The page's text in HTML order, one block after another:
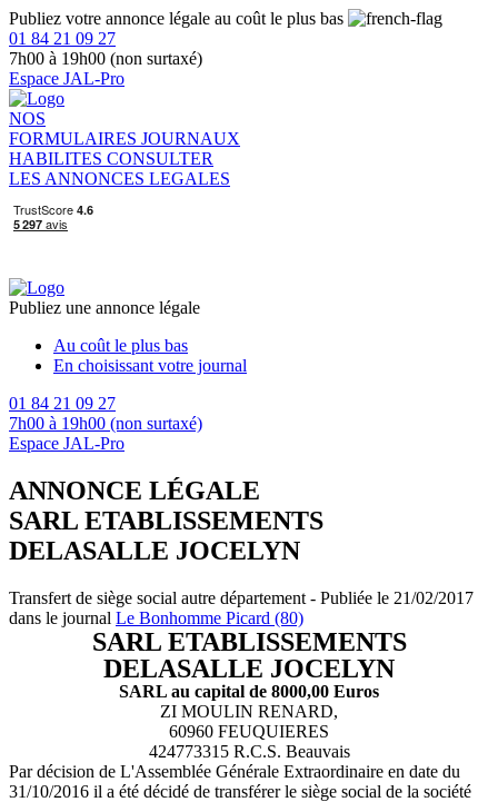
Publiez votre annonce légale au coût le plus bas
01 84 21 09 27
7h00 à 19h00 (non surtaxé)
Espace JAL-Pro
NOS
FORMULAIRES JOURNAUX
HABILITES CONSULTER
LES ANNONCES LEGALES
Publiez une annonce légale
Au coût le plus bas
En choisissant votre journal
01 84 21 09 27
7h00 à 19h00 (non surtaxé)
Espace JAL-Pro
ANNONCE LÉGALE
SARL ETABLISSEMENTS
DELASALLE JOCELYN
Transfert de siège social autre département - Publiée le 21/02/2017
dans le journal Le Bonhomme Picard (80)
SARL ETABLISSEMENTS
DELASALLE JOCELYN
SARL au capital de 8000,00 Euros
ZI MOULIN RENARD,
60960 FEUQUIERES
424773315 R.C.S. Beauvais
Par décision de L'Assemblée Générale Extraordinaire en date du
31/10/2016 il a été décidé de transférer le siège social de la société